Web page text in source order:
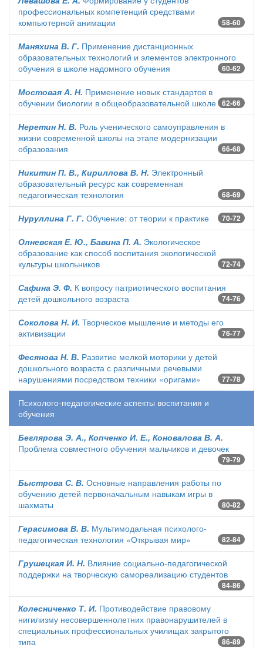
профессиональных компетенций средствами
компьютерной анимации
58-60
Маняхина В. Г. Применение дистанционных
образовательных технологий и элементов электронного
обучения в школе надомного обучения
60-62
Мостовая А. Н. Применение новых стандартов в
обучении биологии в общеобразовательной школе 62-66
Неретин Н. В. Роль ученического самоуправления в
жизни современной школы на этапе модернизации
образования
66-68
Никитин П. В., Кириллова В. Н. Электронный
образовательный ресурс как современная
педагогическая технология
68-69
Нуруллина Г. Г. Обучение: от теории к практике 70-72
Олневская Е. Ю., Бавина П. А. Экологическое
образование как способ воспитания экологической
культуры школьников
72-74
Сафина Э. Ф. К вопросу патриотического воспитания
детей дошкольного возраста
74-76
Соколова Н. И. Творческое мышление и методы его
активизации
76-77
Фесянова Н. В. Развитие мелкой моторики у детей
дошкольного возраста с различными речевыми
нарушениями посредством техники «оригами»
77-78
Психолого-педагогические аспекты воспитания и
обучения
Беглярова Э. А., Копченко И. Е., Коновалова В. А.
Проблема совместного обучения мальчиков и девочек
79-79
Быстрова С. В. Основные направления работы по
обучению детей первоначальным навыкам игры в
шахматы
80-82
Герасимова В. В. Мультимодальная психолого-
педагогическая технология «Открывая мир»
82-84
Грушецкая И. Н. Влияние социально-педагогической
поддержки на творческую самореализацию студентов
84-86
Колесниченко Т. И. Противодействие правовому
нигилизму несовершеннолетних правонарушителей в
специальных профессиональных училищах закрытого
типа
86-89